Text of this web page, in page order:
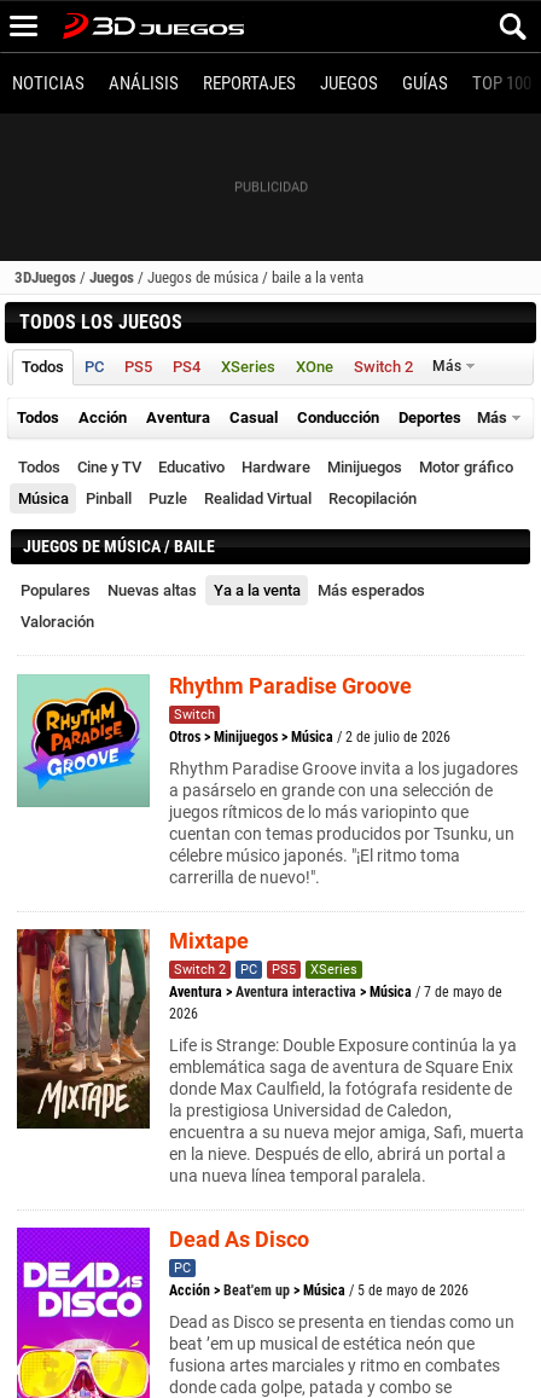
NOTICIAS ANÁLISIS REPORTAJES JUEGOS GUÍAS TOP 100
3DJuegos / Juegos / Juegos de música / baile a la venta
TODOS LOS JUEGOS
Todos PC PS5 PS4 XSeries XOne Switch 2 Más
Todos Acción Aventura Casual Conducción Deportes Más
Todos Cine y TV Educativo Hardware Minijuegos
Motor gráfico
Música
Pinball Puzle Realidad Virtual Recopilación
JUEGOS DE MÚSICA / BAILE
Populares Nuevas altas Ya a la venta
Más esperados
Valoración
Rhythm Paradise Groove
Switch
Otros > Minijuegos > Música / 2 de julio de 2026
Rhythm Paradise Groove invita a los jugadores
a pasárselo en grande con una selección de
juegos rítmicos de lo más variopinto que
cuentan con temas producidos por Tsunku, un
célebre músico japonés. "¡El ritmo toma
carrerilla de nuevo!".
Mixtape
Switch 2 PC PS5 XSeries
Aventura > Aventura interactiva > Música / 7 de mayo de
2026
Life is Strange: Double Exposure continúa la ya
emblemática saga de aventura de Square Enix
donde Max Caulfield, la fotógrafa residente de
la prestigiosa Universidad de Caledon,
encuentra a su nueva mejor amiga, Safi, muerta
en la nieve. Después de ello, abrirá un portal a
una nueva línea temporal paralela.
Dead As Disco
PC
Acción > Beat'em up > Música / 5 de mayo de 2026
Dead as Disco se presenta en tiendas como un
beat ’em up musical de estética neón que
fusiona artes marciales y ritmo en combates
donde cada golpe, patada y combo se